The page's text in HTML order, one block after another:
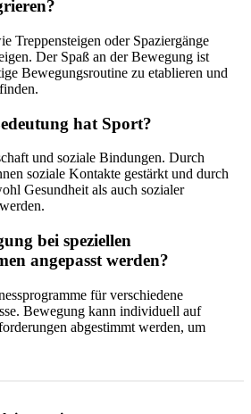
Treppensteigen oder Spaziergänge
Der Spaß an der Bewegung ist
Bewegungsroutine zu etablieren und
hat Sport?
und soziale Bindungen. Durch
soziale Kontakte gestärkt und durch
Gesundheit als auch sozialer
bei speziellen
angepasst werden?
für verschiedene
Bewegung kann individuell auf
abgestimmt werden, um